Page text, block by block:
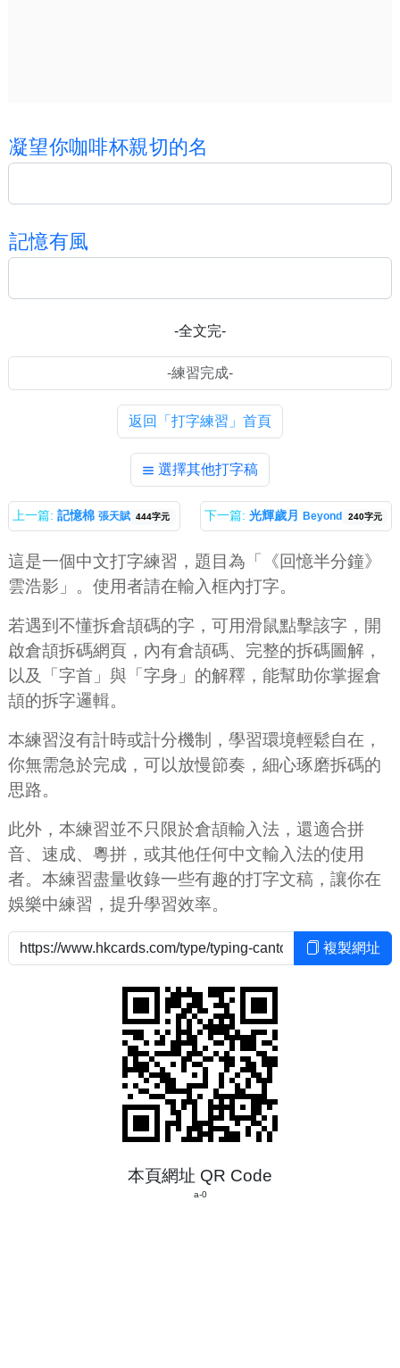
凝望你咖啡杯親切的名
記憶有風
-全文完-
返回「打字練習」首頁
選擇其他打字稿
上一篇: 記憶棉 張天賦 444字元 下一篇: 光輝歲月 Beyond 240字元
這是一個中文打字練習，題目為「《回憶半分鐘》
雲浩影」。使用者請在輸入框內打字。
若遇到不懂拆倉頡碼的字，可用滑鼠點擊該字，開
啟倉頡拆碼網頁，內有倉頡碼、完整的拆碼圖解，
以及「字首」與「字身」的解釋，能幫助你掌握倉
頡的拆字邏輯。
本練習沒有計時或計分機制，學習環境輕鬆自在，
你無需急於完成，可以放慢節奏，細心琢磨拆碼的
思路。
此外，本練習並不只限於倉頡輸入法，還適合拼
音、速成、粵拼，或其他任何中文輸入法的使用
者。本練習盡量收錄一些有趣的打字文稿，讓你在
娛樂中練習，提升學習效率。
複製網址
本頁網址 QR Code
a-0